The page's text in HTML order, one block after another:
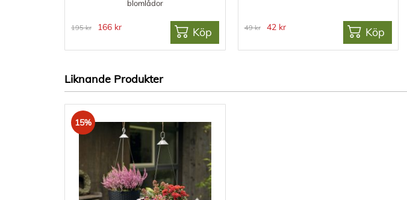
blomlådor
195 kr 166 kr Köp 49 kr 42 kr Köp
Liknande Produkter
15%